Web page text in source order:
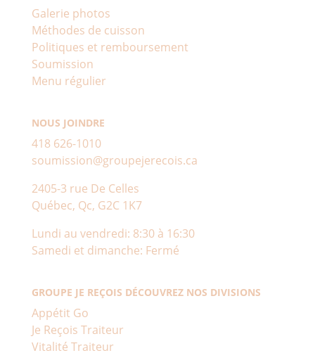
Galerie photos
Méthodes de cuisson
Politiques et remboursement
Soumission
Menu régulier
NOUS JOINDRE
418 626-1010
soumission@groupejerecois.ca
2405-3 rue De Celles
Québec, Qc, G2C 1K7
Lundi au vendredi: 8:30 à 16:30
Samedi et dimanche: Fermé
GROUPE JE REÇOIS DÉCOUVREZ NOS DIVISIONS
Appétit Go
Je Reçois Traiteur
Vitalité Traiteur